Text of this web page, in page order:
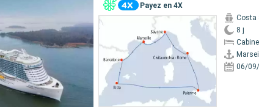
Payez en 4X
Costa
8 j
06/